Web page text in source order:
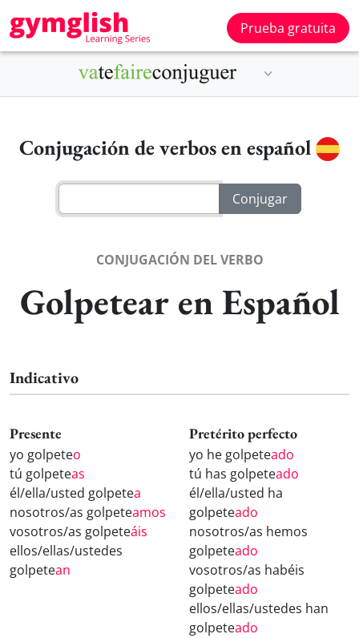
Prueba gratuita
Conjugación de verbos en español
CONJUGACIÓN DEL VERBO
Golpetear en Español
Indicativo
Presente
yo golpeteo
tú golpeteas
él/ella/usted golpetea
nosotros/as golpeteamos
vosotros/as golpeteáis
ellos/ellas/ustedes
golpetean
Pretérito perfecto
yo he golpeteado
tú has golpeteado
él/ella/usted ha
golpeteado
nosotros/as hemos
golpeteado
vosotros/as habéis
golpeteado
ellos/ellas/ustedes han
golpeteado